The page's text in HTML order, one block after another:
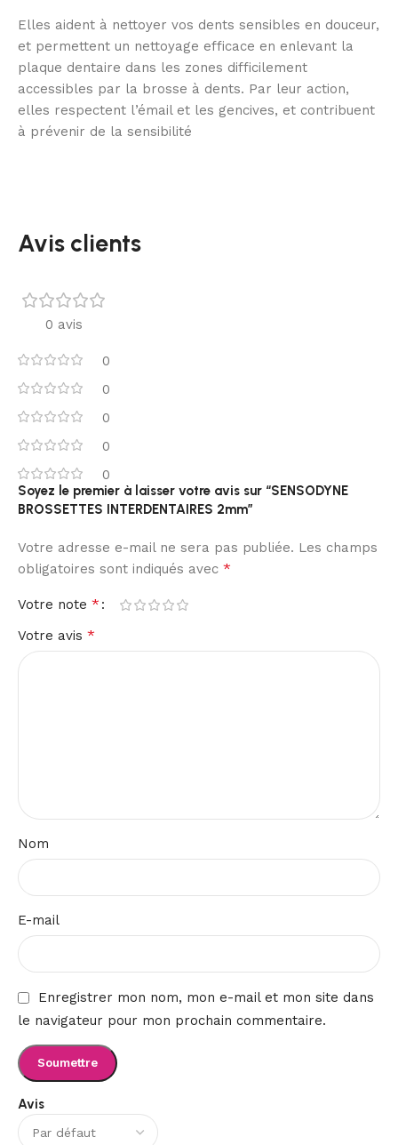
Elles aident à nettoyer vos dents sensibles en douceur,
et permettent un nettoyage efficace en enlevant la
plaque dentaire dans les zones difficilement
accessibles par la brosse à dents. Par leur action,
elles respectent l’émail et les gencives, et contribuent
à prévenir de la sensibilité
Avis clients
0 avis
0
0
0
0
0
Avis
Soyez le premier à laisser votre avis sur “SENSODYNE
BROSSETTES INTERDENTAIRES 2mm”
Votre adresse e-mail ne sera pas publiée. Les champs
obligatoires sont indiqués avec *
Votre note *
Votre avis *
Nom
E-mail
Enregistrer mon nom, mon e-mail et mon site dans
le navigateur pour mon prochain commentaire.